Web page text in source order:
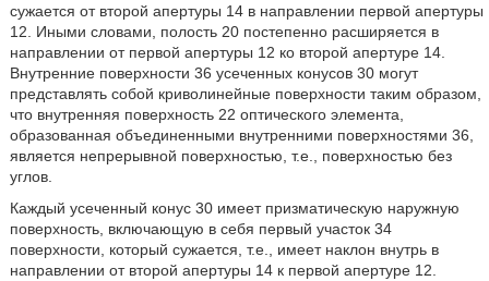
сужается от второй апертуры 14 в направлении первой апертуры
12. Иными словами, полость 20 постепенно расширяется в
направлении от первой апертуры 12 ко второй апертуре 14.
Внутренние поверхности 36 усеченных конусов 30 могут
представлять собой криволинейные поверхности таким образом,
что внутренняя поверхность 22 оптического элемента,
образованная объединенными внутренними поверхностями 36,
является непрерывной поверхностью, т.е., поверхностью без
углов.
Каждый усеченный конус 30 имеет призматическую наружную
поверхность, включающую в себя первый участок 34
поверхности, который сужается, т.е., имеет наклон внутрь в
направлении от второй апертуры 14 к первой апертуре 12.